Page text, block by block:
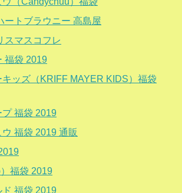
ートブラウニー 高島屋
スマスコフレ
福袋 2019
キッズ（KRIFF MAYER KIDS）福袋
福袋 2019
福袋 2019 通販
福袋 2019
福袋 2019